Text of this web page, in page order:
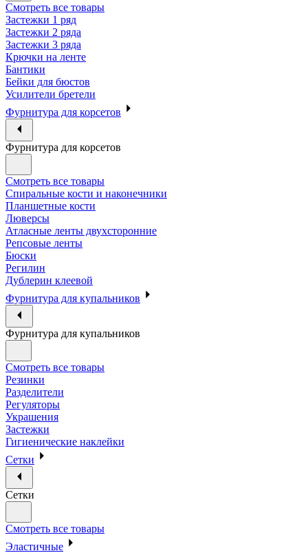
Смотреть все товары
Застежки 1 ряд
Застежки 2 ряда
Застежки 3 ряда
Крючки на ленте
Бантики
Бейки для бюстов
Усилители бретели
Фурнитура для корсетов
Фурнитура для корсетов
Смотреть все товары
Спиральные кости и наконечники
Планшетные кости
Люверсы
Атласные ленты двухсторонние
Репсовые ленты
Бюски
Регилин
Дублерин клеевой
Фурнитура для купальников
Фурнитура для купальников
Смотреть все товары
Резинки
Разделители
Регуляторы
Украшения
Застежки
Гигиенические наклейки
Сетки
Сетки
Смотреть все товары
Эластичные